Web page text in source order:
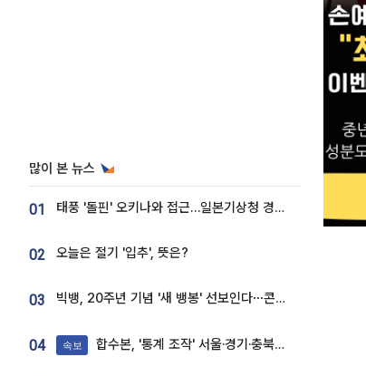
많이 본 뉴스
01 태풍 '돌핀' 오키나와 접근…일본기상청 경로 업데이트
02 오늘은 절기 '입추', 뜻은?
03 빅뱅, 20주년 기념 '새 뱅봉' 선보인다⋯콘서트 앞두고 팝업 개최
04 속보 합수본, '통계 조작' 서울·경기·충북 선관위 등 추가 압수수색